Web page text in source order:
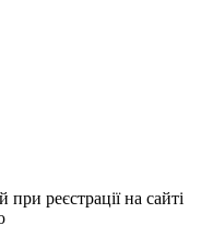
реєстрації на сайті